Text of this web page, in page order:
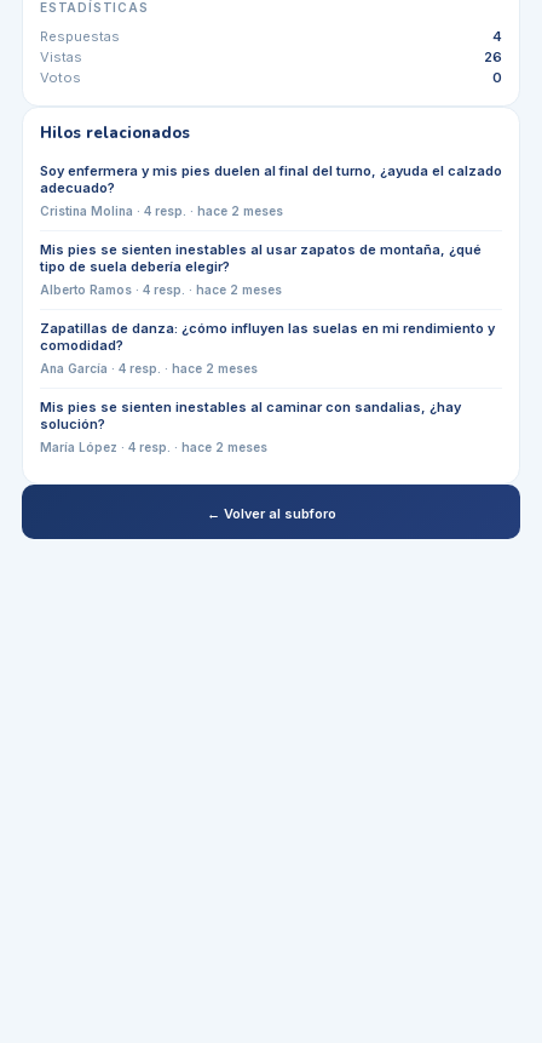
ESTADÍSTICAS
Respuestas
4
Vistas
26
Votos
0
Hilos relacionados
Soy enfermera y mis pies duelen al final del turno, ¿ayuda el calzado
adecuado?
Cristina Molina · 4resp. · hace 2 meses
Mis pies se sienten inestables al usar zapatos de montaña, ¿qué
tipo de suela debería elegir?
Alberto Ramos· 4resp. · hace 2 meses
Zapatillas de danza: ¿cómo influyen las suelas en mi rendimiento y
comodidad?
Ana García · 4resp. · hace 2 meses
Mis pies se sienten inestables al caminar con sandalias, ¿hay
solución?
María López · 4resp. · hace 2 meses
← Volver al subforo